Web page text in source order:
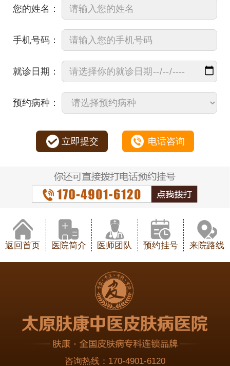
您的姓名：
手机号码：
就诊日期：
预约病种：
立即提交 电话咨询
返回首页 医院简介 医师团队 预约挂号 来院路线
咨询热线： 170-4901-6120